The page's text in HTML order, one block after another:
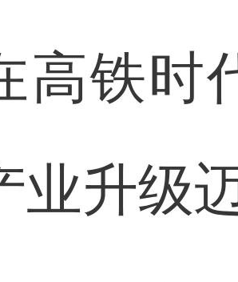
高铁时
业升级